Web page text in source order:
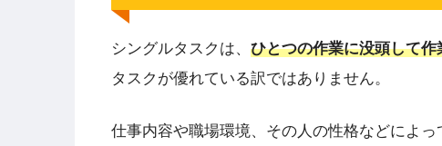
シングルタスクは、 ひとつの作業に没頭して
タスクが優れている訳ではありません。
仕事内容や職場環境、その人の性格などによ